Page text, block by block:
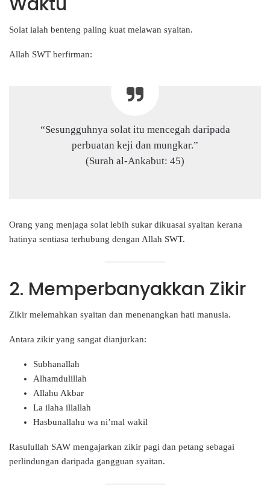
Solat ialah benteng paling kuat melawan syaitan.
Allah SWT berfirman:
“Sesungguhnya solat itu mencegah daripada
perbuatan keji dan mungkar.”
(Surah al-Ankabut: 45)
Orang yang menjaga solat lebih sukar dikuasai syaitan kerana
hatinya sentiasa terhubung dengan Allah SWT.
2. Memperbanyakkan Zikir
Zikir melemahkan syaitan dan menenangkan hati manusia.
Antara zikir yang sangat dianjurkan:
Subhanallah
Alhamdulillah
Allahu Akbar
La ilaha illallah
Hasbunallahu wa ni’mal wakil
Rasulullah SAW mengajarkan zikir pagi dan petang sebagai
perlindungan daripada gangguan syaitan.